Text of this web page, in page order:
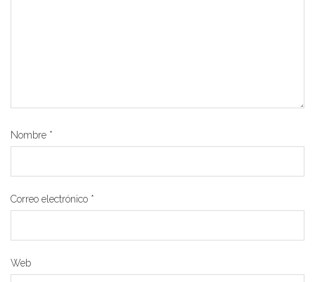
Nombre *
Correo electrónico *
Web